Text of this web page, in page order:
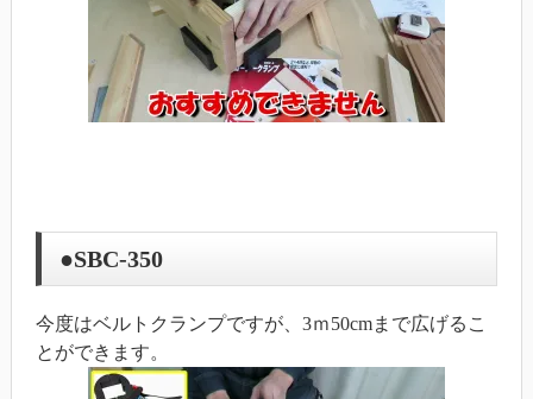
●SBC-350
今度はベルトクランプですが、3ｍ50cmまで広げるこ
とができます。